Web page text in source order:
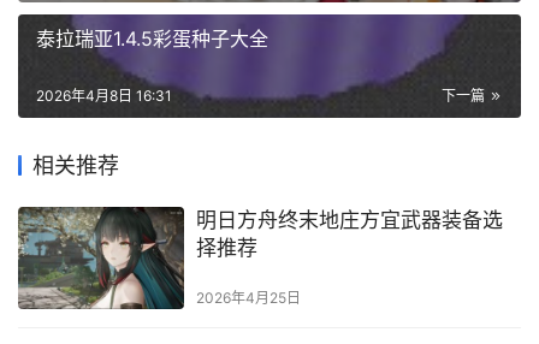
泰拉瑞亚1.4.5彩蛋种子大全
下一篇
2026年4月8日 16:31
相关推荐
明日方舟终末地庄方宜武器装备选
择推荐
2026年4月25日